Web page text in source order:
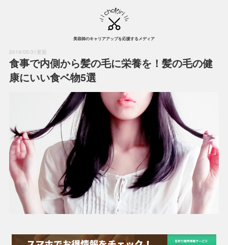
美容師のキャリアアップを応援するメディア
2019/05/31更新
食事で内側から髪の毛に栄養を！髪の毛の健
康にいい食ベ物5選